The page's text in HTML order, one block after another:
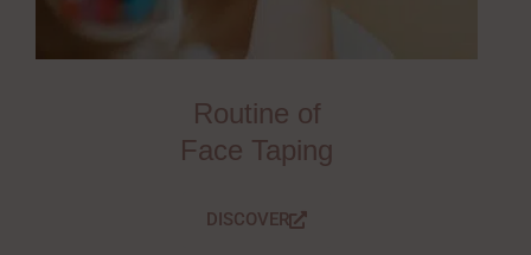
Routine of
Face Taping
DISCOVER